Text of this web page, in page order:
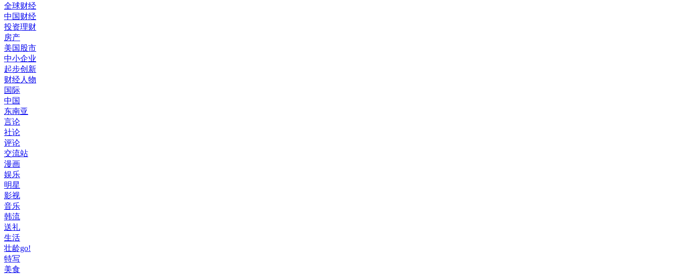
全球财经
中国财经
投资理财
房产
美国股市
中小企业
起步创新
财经人物
国际
中国
东南亚
言论
社论
评论
交流站
漫画
娱乐
明星
影视
音乐
韩流
送礼
生活
壮龄go!
特写
美食